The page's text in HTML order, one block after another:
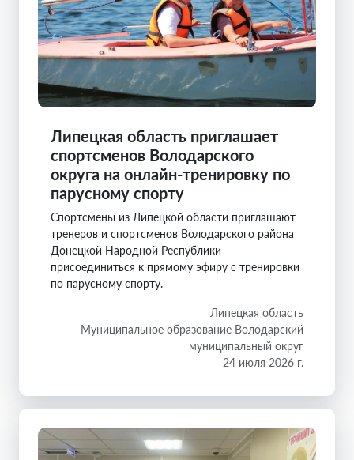
Липецкая область приглашает
спортсменов Володарского
округа на онлайн-тренировку по
парусному спорту
Спортсмены из Липецкой области приглашают
тренеров и спортсменов Володарского района
Донецкой Народной Республики
присоединиться к прямому эфиру с тренировки
по парусному спорту.
Липецкая область
Муниципальное образование Володарский
муниципальный округ
24 июля 2026 г.